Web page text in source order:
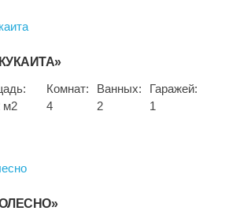
м2
Комнат:
4
Ванных:
2
Гаражей:
1